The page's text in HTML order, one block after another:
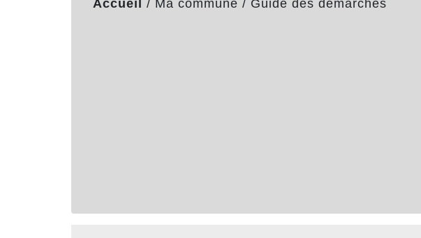
Accueil / Ma commune / Guide des démarches